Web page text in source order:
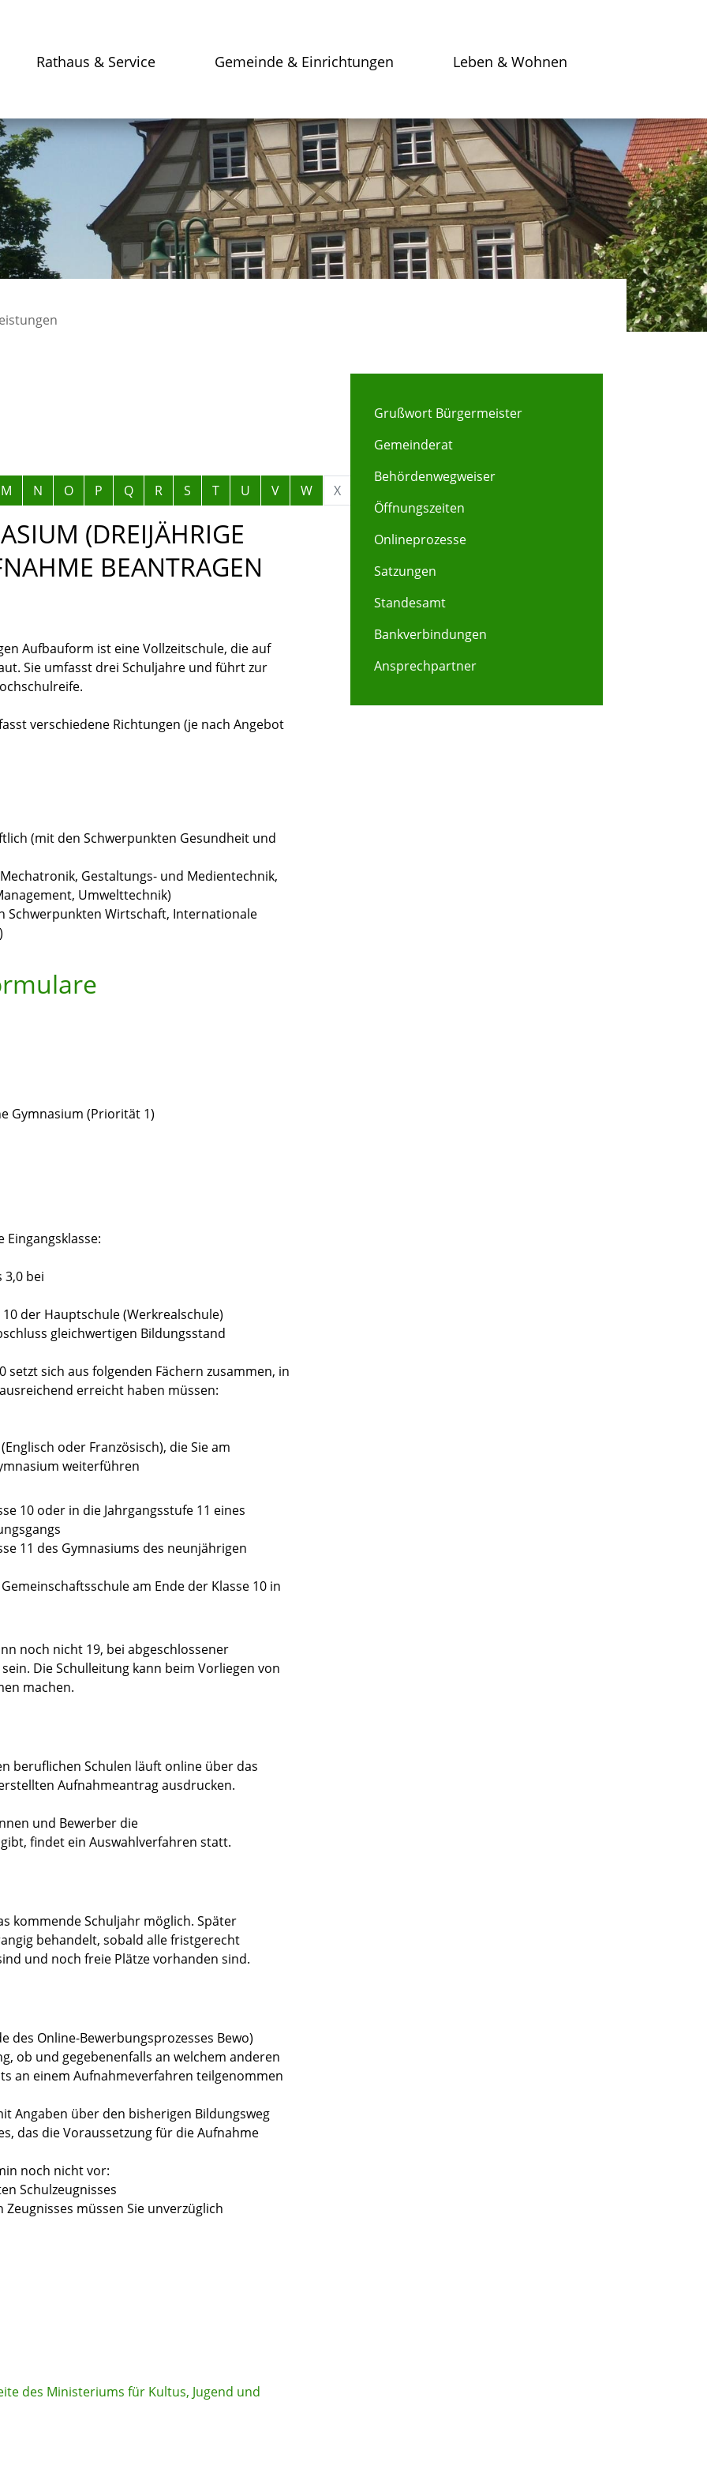
Rathaus & Service Gemeinde & Einrichtungen Leben & Wohnen
M N O P Q R S T U V W X
(DREIJÄHRIGE
BEANTRAGEN
Aufbauform ist eine Vollzeitschule, die auf
Sie umfasst drei Schuljahre und führt zur
verschiedene Richtungen (je nach Angebot
(mit den Schwerpunkten Gesundheit und
Gestaltungs- und Medientechnik,
Umwelttechnik)
Schwerpunkten Wirtschaft, Internationale
Gymnasium (Priorität 1)
bei
der Hauptschule (Werkrealschule)
gleichwertigen Bildungsstand
sich aus folgenden Fächern zusammen, in
erreicht haben müssen:
oder Französisch), die Sie am
weiterführen
10 oder in die Jahrgangsstufe 11 eines
11 des Gymnasiums des neunjährigen
am Ende der Klasse 10 in
noch nicht 19, bei abgeschlossener
Die Schulleitung kann beim Vorliegen von
machen.
beruflichen Schulen läuft online über das
Aufnahmeantrag ausdrucken.
und Bewerber die
findet ein Auswahlverfahren statt.
kommende Schuljahr möglich. Später
behandelt, sobald alle fristgerecht
und noch freie Plätze vorhanden sind.
des Online-Bewerbungsprozesses Bewo)
ob und gegebenenfalls an welchem anderen
an einem Aufnahmeverfahren teilgenommen
Angaben über den bisherigen Bildungsweg
das die Voraussetzung für die Aufnahme
noch nicht vor:
Schulzeugnisses
müssen Sie unverzüglich
des Ministeriums für Kultus, Jugend und
Grußwort Bürgermeister
Gemeinderat
Behördenwegweiser
Öffnungszeiten
Onlineprozesse
Satzungen
Standesamt
Bankverbindungen
Ansprechpartner